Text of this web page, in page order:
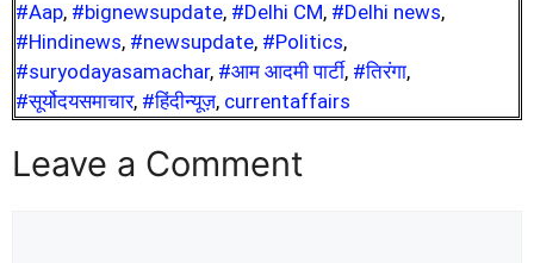
#Aap, #bignewsupdate, #Delhi CM, #Delhi news,
#Hindinews, #newsupdate, #Politics,
#suryodayasamachar, #आम आदमी पार्टी, #तिरंगा,
#सूर्योदयसमाचार, #हिंदीन्यूज़, currentaffairs
Leave a Comment